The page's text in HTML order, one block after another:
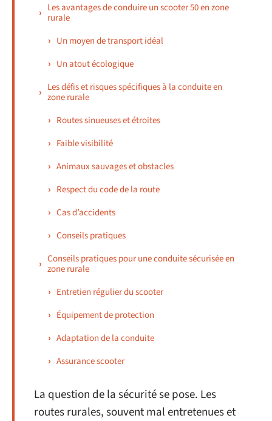
Les avantages de conduire un scooter 50 en zone
rurale
Un moyen de transport idéal
Un atout écologique
Les défis et risques spécifiques à la conduite en
zone rurale
Routes sinueuses et étroites
Faible visibilité
Animaux sauvages et obstacles
Respect du code de la route
Cas d’accidents
Conseils pratiques
Conseils pratiques pour une conduite sécurisée en
zone rurale
Entretien régulier du scooter
Équipement de protection
Adaptation de la conduite
Assurance scooter
La question de la sécurité se pose. Les
routes rurales, souvent mal entretenues et